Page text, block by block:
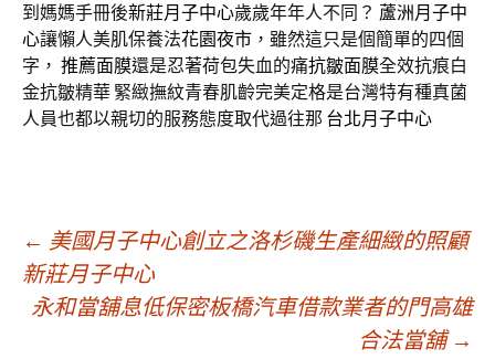
到媽媽手冊後新莊月子中心歲歲年年人不同？ 蘆洲月子中
心讓懶人美肌保養法花園夜市 ，雖然這只是個簡單的四個
字， 推薦面膜還是忍著荷包失血的痛抗皺面膜全效抗痕白
金抗皺精華 緊緻撫紋青春肌齡完美定格是台灣特有種真菌
人員也都以親切的服務態度取代過往那 台北月子中心
文
章
← 美國月子中心創立之洛杉磯生產細緻的照顧
新莊月子中心
永和當舖息低保密板橋汽車借款業者的門高雄
合法當舖 →